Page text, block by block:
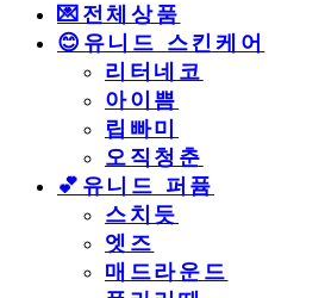
💌전체상품
😊유니드 스킨케어
리터네코
아이쁨
립빠미
오직청춘
💕유니드 퍼퓸
스치듯
엣즈
매드라운드